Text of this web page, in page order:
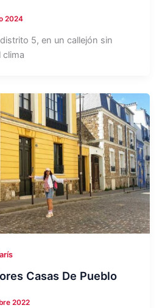
2024
5, en un callejón sin
clima
Casas De Pueblo
2022